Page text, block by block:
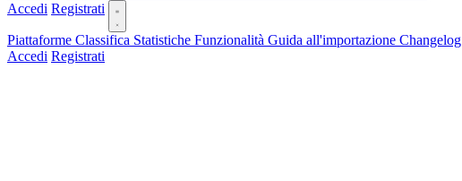
Accedi Registrati
Piattaforme Classifica Statistiche Funzionalità Guida all'importazione Changelog
Accedi Registrati